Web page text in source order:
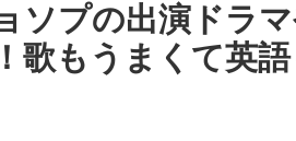
ソプの出演ドラ
歌もうまくて英語